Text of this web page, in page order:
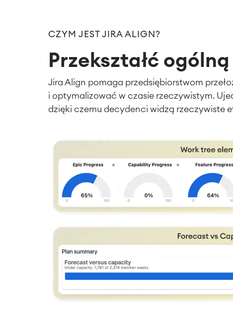
CZYM JEST JIRA ALIGN?
Przekształć
Jira Align pomaga przedsiębiorstwom
i optymalizować w czasie rzeczywistym.
dzięki czemu decydenci widzą rzeczywiste